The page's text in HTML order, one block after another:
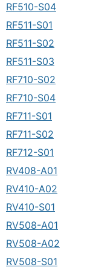
RF510-S04
RF511-S01
RF511-S02
RF511-S03
RF710-S02
RF710-S04
RF711-S01
RF711-S02
RF712-S01
RV408-A01
RV410-A02
RV410-S01
RV508-A01
RV508-A02
RV508-S01